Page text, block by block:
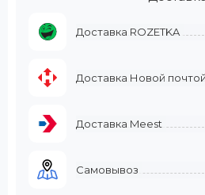
Доставка ROZETKA
Доставка Новой почтой
Доставка Meest
Самовывоз